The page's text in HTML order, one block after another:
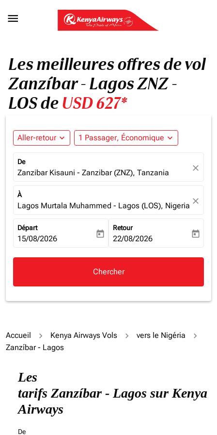

Les meilleures offres de vol
Zanzíbar - Lagos ZNZ -
LOS deUSD 627*
Aller-retour expand_more 1 Passager, Économique expand_more
De
Zanzibar Kisauni - Zanzibar (ZNZ), Tanzania close
À
Lagos Murtala Muhammed - Lagos (LOS), Nigeria close
Départ
fc-booking-departure-date-aria-label
15/08/2026 today
Retour
fc-booking-return-date-aria-
22/08/2026 today
Chercher
Accueil Kenya Airways Vols
vers le Nigéria
Zanzíbar - Lagos
Les
tarifs Zanzíbar - Lagos sur Kenya
Airways
De